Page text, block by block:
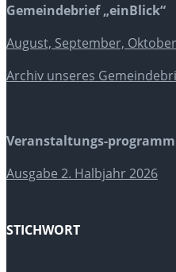
Gemeindebrief „einBlick“
August, September,
Archiv unseres
Veranstaltungs-programm
Ausgabe 2. Halbjahr 2026
STICHWORT